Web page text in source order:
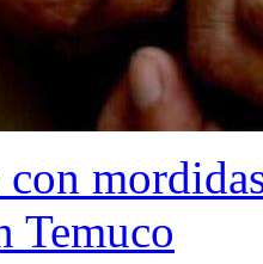
Temuco